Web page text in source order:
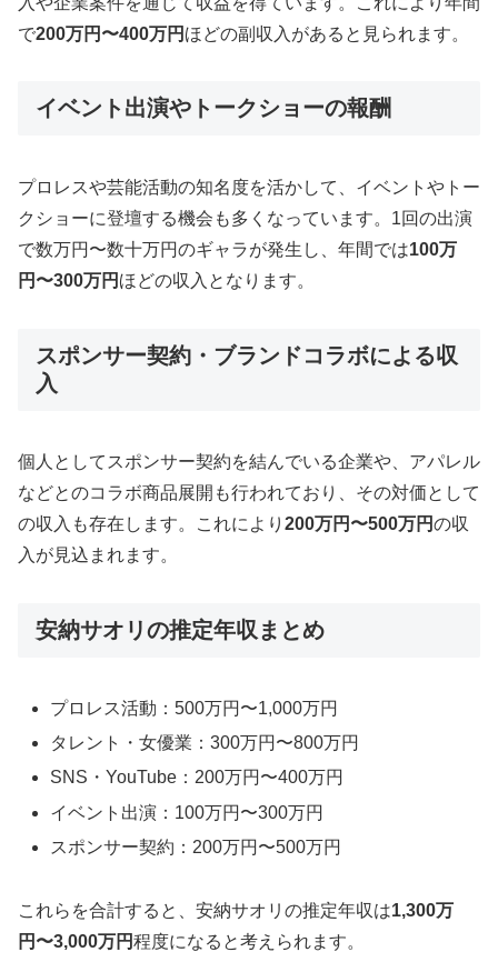
で200万円〜400万円 ほどの副収入があると見られます。
イベント出演やトークショーの報酬
プロレスや芸能活動の知名度を活かして、イベントやトー
クショーに登壇する機会も多くなっています。1回の出演
で数万円〜数十万円のギャラが発生し、年間では100万
円〜300万円 ほどの収入となります。
スポンサー契約・ブランドコラボによる収
入
個人としてスポンサー契約を結んでいる企業や、アパレル
などとのコラボ商品展開も行われており、その対価として
の収入も存在します。これにより 200万円〜500万円の収
入が見込まれます。
安納サオリの推定年収まとめ
プロレス活動：500万円〜1,000万円
タレント・女優業：300万円〜800万円
SNS・YouTube：200万円〜400万円
イベント出演：100万円〜300万円
スポンサー契約：200万円〜500万円
これらを合計すると、安納サオリの推定年収は1,300万
円〜3,000万円程度になると考えられます。